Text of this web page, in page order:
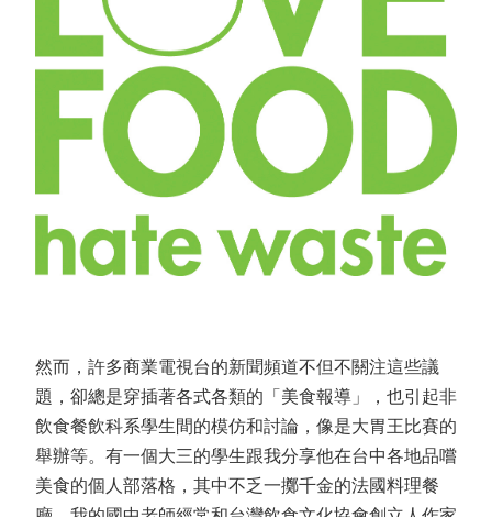
然而，許多商業電視台的新聞頻道不但不關注這些議
題，卻總是穿插著各式各類的「美食報導」，也引起非
飲食餐飲科系學生間的模仿和討論，像是大胃王比賽的
舉辦等。有一個大三的學生跟我分享他在台中各地品嚐
美食的個人部落格，其中不乏一擲千金的法國料理餐